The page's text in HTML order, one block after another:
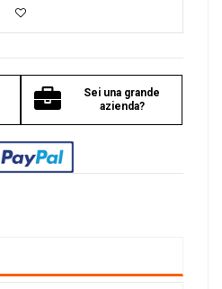
Sei una grande
azienda?